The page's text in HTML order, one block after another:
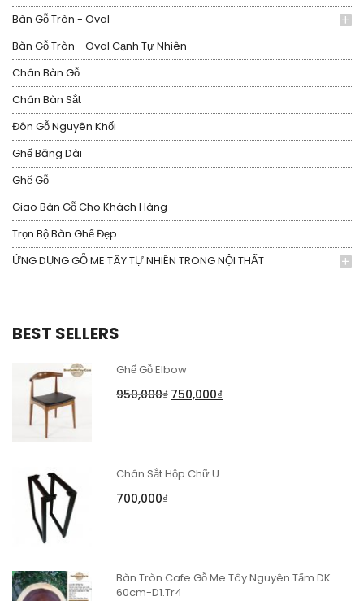
Bàn Gỗ Tròn - Oval
Bàn Gỗ Tròn - Oval Cạnh Tự Nhiên
Chân Bàn Gỗ
Chân Bàn Sắt
Đôn Gỗ Nguyên Khối
Ghế Băng Dài
Ghế Gỗ
Giao Bàn Gỗ Cho Khách Hàng
Trọn Bộ Bàn Ghế Đẹp
ỨNG DỤNG GỖ ME TÂY TỰ NHIÊN TRONG NỘI THẤT
BEST SELLERS
Ghế Gỗ Elbow
950,000₫ 750,000₫
Chân Sắt Hộp Chữ U
700,000₫
Bàn Tròn Cafe Gỗ Me Tây Nguyên Tấm DK
60cm-D1.Tr4